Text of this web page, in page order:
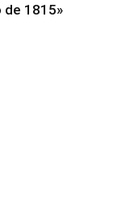
de 1815»